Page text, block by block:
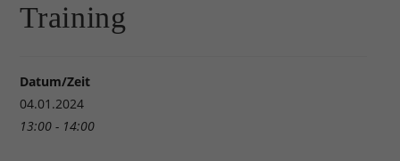
Training
Datum/Zeit
04.01.2024
13:00 - 14:00